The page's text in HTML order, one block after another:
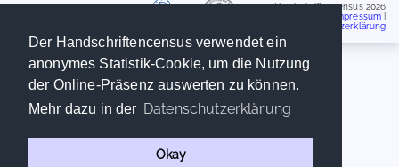
Der Handschriftencensus verwendet ein
anonymes Statistik-Cookie, um die Nutzung
der Online-Präsenz auswerten zu können.
Mehr dazu in der Datenschutzerklärung
Okay
Handschriftencensus 2026
Impressum
Datenschutzerklärung